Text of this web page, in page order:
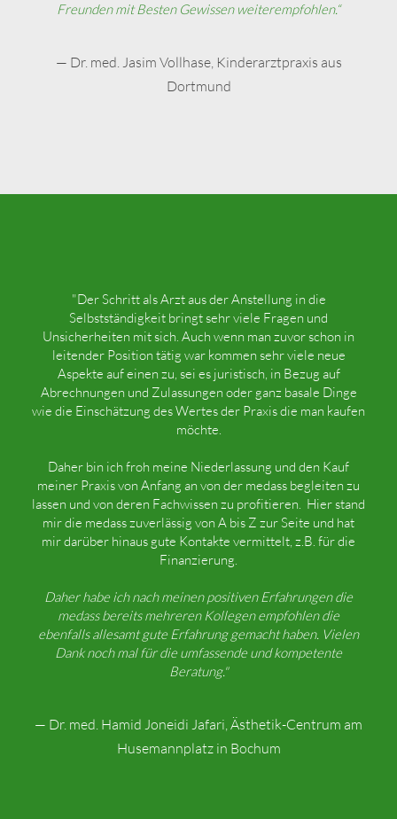
Freunden mit Besten Gewissen weiterempfohlen.“
— Dr. med. Jasim Vollhase, Kinderarztpraxis aus
Dortmund
"Der Schritt als Arzt aus der Anstellung in die
Selbstständigkeit bringt sehr viele Fragen und
Unsicherheiten mit sich. Auch wenn man zuvor schon in
leitender Position tätig war kommen sehr viele neue
Aspekte auf einen zu, sei es juristisch, in Bezug auf
Abrechnungen und Zulassungen oder ganz basale Dinge
wie die Einschätzung des Wertes der Praxis die man kaufen
möchte.
Daher bin ich froh meine Niederlassung und den Kauf
meiner Praxis von Anfang an von der medass begleiten zu
lassen und von deren Fachwissen zu profitieren. Hier stand
mir die medass zuverlässig von A bis Z zur Seite und hat
mir darüber hinaus gute Kontakte vermittelt, z.B. für die
Finanzierung.
Daher habe ich nach meinen positiven Erfahrungen die
medass bereits mehreren Kollegen empfohlen die
ebenfalls allesamt gute Erfahrung gemacht haben. Vielen
Dank noch mal für die umfassende und kompetente
Beratung."
— Dr. med. Hamid Joneidi Jafari, Ästhetik-Centrum am
Husemannplatz in Bochum